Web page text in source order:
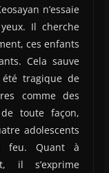
n’essaie
Il cherche
ces enfants
Cela sauve
tragique de
comme des
toute façon,
adolescents
feu. Quant à
il s’exprime